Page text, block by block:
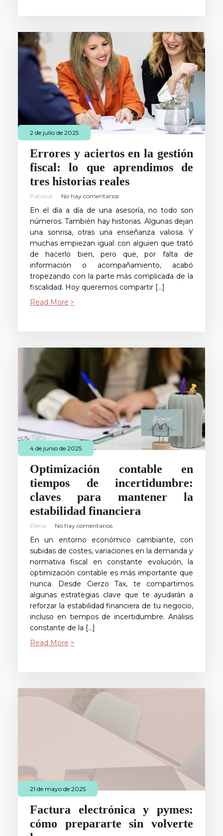
2 de julio de 2025
Errores y aciertos en la gestión
fiscal: lo que aprendimos de
tres historias reales
Patricia No hay comentarios
En el día a día de una asesoría, no todo son
números. También hay historias. Algunas dejan
una sonrisa, otras una enseñanza valiosa. Y
muchas empiezan igual: con alguien que trató
de hacerlo bien, pero que, por falta de
información o acompañamiento, acabó
tropezando con la parte más complicada de la
fiscalidad. Hoy queremos compartir […]
Read More
4 de junio de 2025
Optimización contable en
tiempos de incertidumbre:
claves para mantener la
estabilidad financiera
Elena No hay comentarios
En un entorno económico cambiante, con
subidas de costes, variaciones en la demanda y
normativa fiscal en constante evolución, la
optimización contable es más importante que
nunca. Desde Cierzo Tax, te compartimos
algunas estrategias clave que te ayudarán a
reforzar la estabilidad financiera de tu negocio,
incluso en tiempos de incertidumbre. Análisis
constante de la […]
Read More
21 de mayo de 2025
Factura electrónica y pymes:
cómo prepararte sin volverte